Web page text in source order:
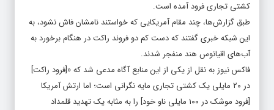
کشتی تجاری فرود آمده است.
طبق گزارش‌ها، چند مقام آمریکایی که خواستند نامشان فاش نشود، به
این شبکه خبری گفتند که دست کم دو فروند راکت در هنگام برخورد به
آب‌های اقیانوس هند منفجر شدند.
فاکس نیوز به نقل از یکی از این منابع آگاه مدعی شد که «[فرود راکت]
در ۲۰ مایلی یک کشتی تجاری مایه نگرانی است؛ اما ارتش آمریکا
[فرود موشک در ۱۰۰ مایلی ناو خود] را به مثابه یک تهدید قلمداد